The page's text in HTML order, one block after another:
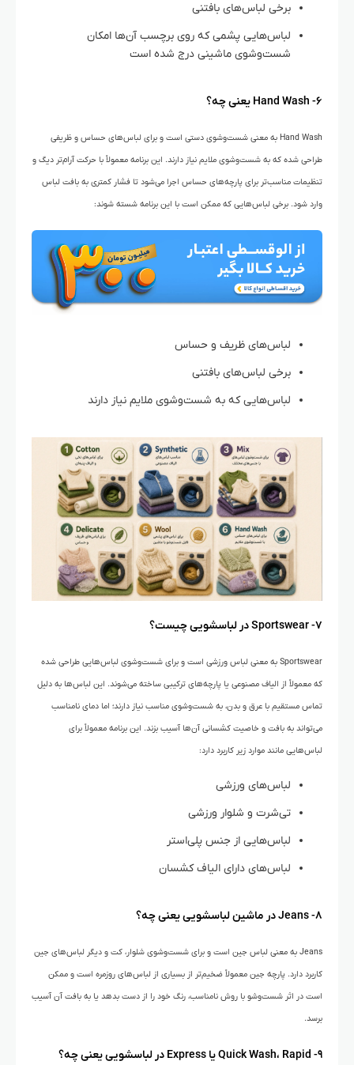
برخی لباس‌های بافتنی
لباس‌هایی پشمی که روی برچسب آن‌ها امکان
شست‌وشوی ماشینی درج شده است
۶- Hand Wash یعنی چه؟
Hand Wash به معنی شست‌وشوی دستی است و برای لباس‌های حساس و ظریفی
طراحی شده که به شست‌وشوی ملایم نیاز دارند. این برنامه معمولاً با حرکت آرام‌تر دیگ و
تنظیمات مناسب‌تر برای پارچه‌های حساس اجرا می‌شود تا فشار کمتری به بافت لباس
وارد شود. برخی لباس‌هایی که ممکن است با این برنامه شسته شوند:
لباس‌های ظریف و حساس
برخی لباس‌های بافتنی
لباس‌هایی که به شست‌وشوی ملایم نیاز دارند
۷- Sportswear در لباسشویی چیست؟
Sportswear به معنی لباس ورزشی است و برای شست‌وشوی لباس‌هایی طراحی شده
که معمولاً از الیاف مصنوعی یا پارچه‌های ترکیبی ساخته می‌شوند. این لباس‌ها به دلیل
تماس مستقیم با عرق و بدن، به شست‌وشوی مناسب نیاز دارند؛ اما دمای نامناسب
می‌تواند به بافت و خاصیت کشسانی آن‌ها آسیب بزند. این برنامه معمولاً برای
لباس‌هایی مانند موارد زیر کاربرد دارد:
لباس‌های ورزشی
تی‌شرت و شلوار ورزشی
لباس‌هایی از جنس پلی‌استر
لباس‌های دارای الیاف کشسان
۸- Jeans در ماشین لباسشویی یعنی چه؟
Jeans به معنی لباس جین است و برای شست‌وشوی شلوار، کت و دیگر لباس‌های جین
کاربرد دارد. پارچه جین معمولاً ضخیم‌تر از بسیاری از لباس‌های روزمره است و ممکن
است در اثر شست‌وشو با روش نامناسب، رنگ خود را از دست بدهد یا به بافت آن آسیب
برسد.
۹- Quick Wash، Rapid یا Express در لباسشویی یعنی چه؟